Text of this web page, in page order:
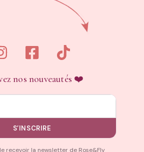
nos nouveautés ❤️
S’INSCRIRE
recevoir la newsletter de Rose&Fly